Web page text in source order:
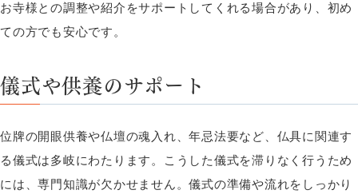
お寺様との調整や紹介をサポートしてくれる場合があり、初め
ての方でも安心です。
儀式や供養のサポート
位牌の開眼供養や仏壇の魂入れ、年忌法要など、仏具に関連す
る儀式は多岐にわたります。こうした儀式を滞りなく行うため
には、専門知識が欠かせません。儀式の準備や流れをしっかり